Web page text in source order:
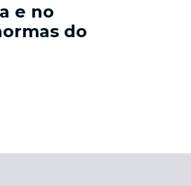
e no
do